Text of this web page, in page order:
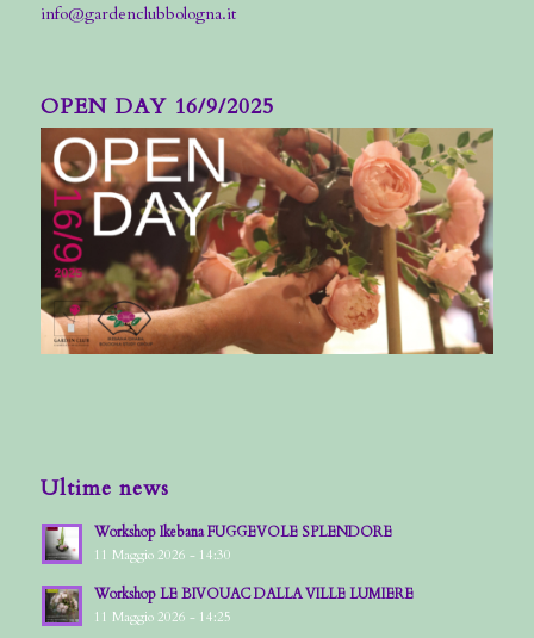
info@gardenclubbologna.it
OPEN DAY 16/9/2025
Ultime news
Workshop Ikebana FUGGEVOLE SPLENDORE
11 Maggio 2026 - 14:30
Workshop LE BIVOUAC DALLA VILLE LUMIERE
11 Maggio 2026 - 14:25